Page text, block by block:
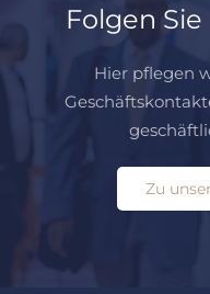
Folgen
Hier pflegen
Zu